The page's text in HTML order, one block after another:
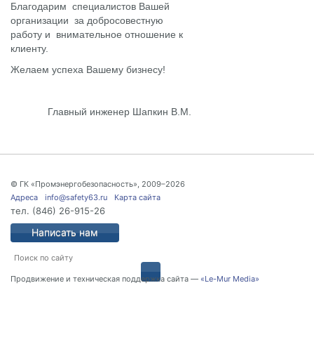
Благодарим специалистов Вашей
организации за добросовестную
работу и внимательное отношение к
клиенту.
Желаем успеха Вашему бизнесу!
Главный инженер Шапкин В.М.
© ГК «Промэнергобезопасность», 2009–2026
Адреса
info@safety63.ru Карта сайта
тел. (846) 26-915-26
Написать нам
Продвижение и техническая поддержка сайта — «Le-Mur Media»